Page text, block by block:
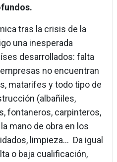
tras la crisis de la
una inesperada
desarrollados: falta
no encuentran
matarifes y todo tipo de
(albañiles,
fontaneros, carpinteros,
mano de obra en los
limpieza... Da igual
o baja cualificación,